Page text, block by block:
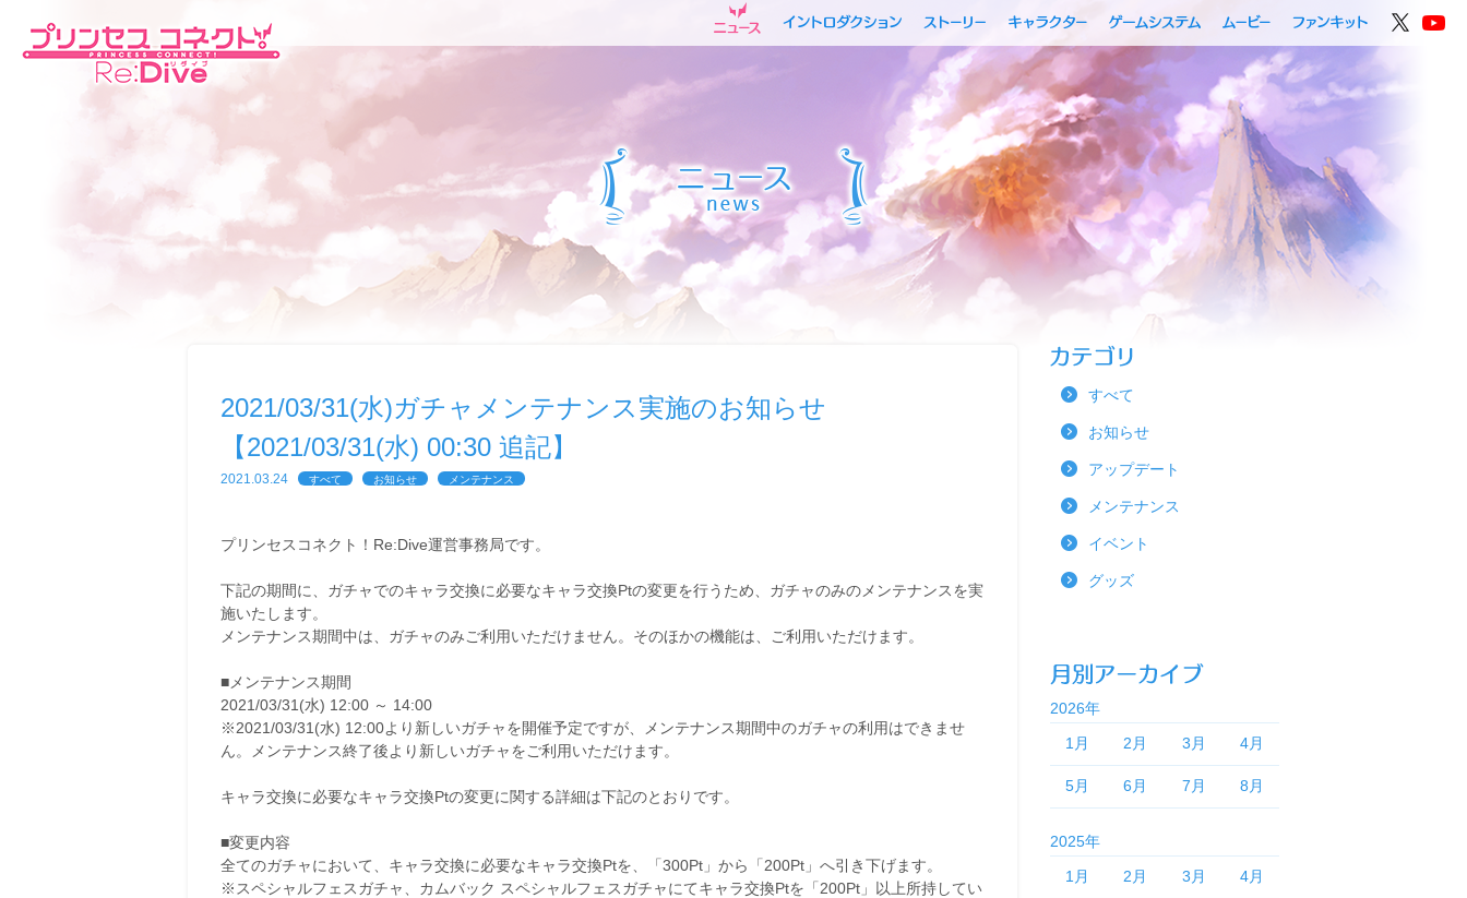
2021/03/31(水)ガチャメンテナンス実施のお知らせ
【2021/03/31(水) 00:30 追記】
2021.03.24 すべて お知らせ メンテナンス
プリンセスコネクト！Re:Dive運営事務局です。
下記の期間に、ガチャでのキャラ交換に必要なキャラ交換Ptの変更を行うため、ガチャのみのメンテナンスを実
施いたします。
メンテナンス期間中は、ガチャのみご利用いただけません。そのほかの機能は、ご利用いただけます。
■メンテナンス期間
2021/03/31(水) 12:00 ～ 14:00
※2021/03/31(水) 12:00より新しいガチャを開催予定ですが、メンテナンス期間中のガチャの利用はできませ
ん。メンテナンス終了後より新しいガチャをご利用いただけます。
キャラ交換に必要なキャラ交換Ptの変更に関する詳細は下記のとおりです。
■変更内容
全てのガチャにおいて、キャラ交換に必要なキャラ交換Ptを、「300Pt」から「200Pt」へ引き下げます。
※スペシャルフェスガチャ、カムバック スペシャルフェスガチャにてキャラ交換Ptを「200Pt」以上所持してい
すべて
お知らせ
アップデート
メンテナンス
イベント
グッズ
2026年
1月
2月 3月 4月
5月 6月 7月 8月
2025年
1月
2月 3月 4月